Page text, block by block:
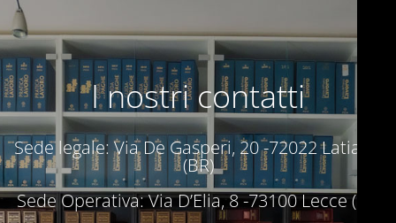
I nostri contatti
Sede legale: Via De Gasperi, 20 -72022 Latiano
(BR)
Sede Operativa: Via D’Elia, 8 -73100 Lecce (LE)